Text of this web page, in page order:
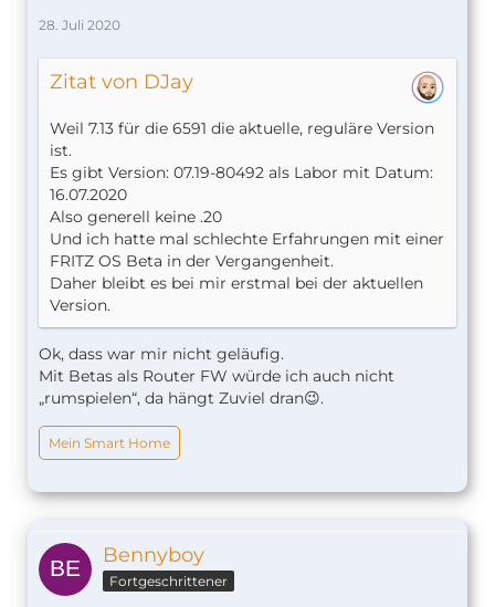
28. Juli 2020
Zitat von DJay
Weil 7.13 für die 6591 die aktuelle, reguläre Version
ist.
Es gibt Version: 07.19-80492 als Labor mit Datum:
16.07.2020
Also generell keine .20
Und ich hatte mal schlechte Erfahrungen mit einer
FRITZ OS Beta in der Vergangenheit.
Daher bleibt es bei mir erstmal bei der aktuellen
Version.
Ok, dass war mir nicht geläufig.
Mit Betas als Router FW würde ich auch nicht
„rumspielen“, da hängt Zuviel dran😉.
Mein Smart Home
Bennyboy
Fortgeschrittener